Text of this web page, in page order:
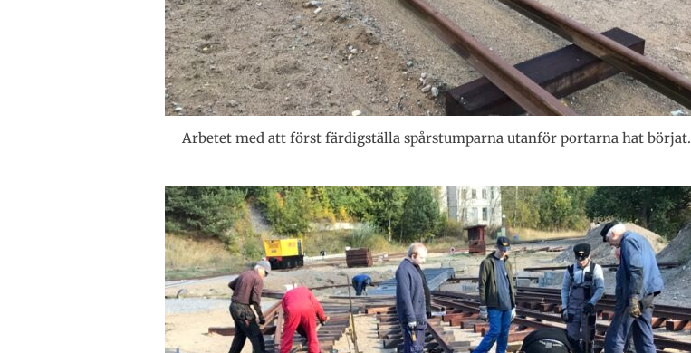
Arbetet med att först färdigställa spårstumparna utanför portarna hat börjat.